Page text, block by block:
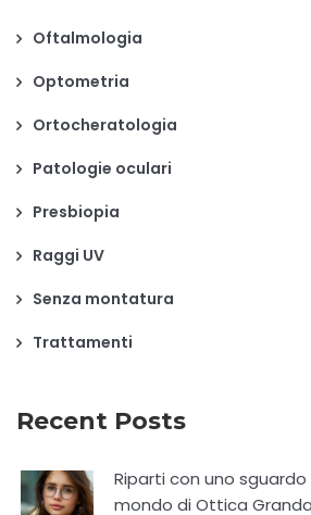
Oftalmologia
Optometria
Ortocheratologia
Patologie oculari
Presbiopia
Raggi UV
Senza montatura
Trattamenti
Recent Posts
Riparti con uno sguardo
mondo di Ottica Granda